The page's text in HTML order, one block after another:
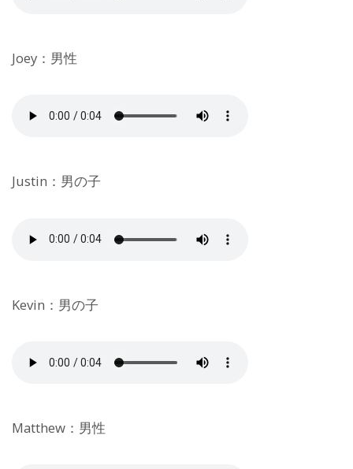
Joey：男性
Justin：男の子
Kevin：男の子
Matthew：男性